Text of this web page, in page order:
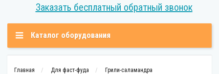
Заказать бесплатный обратный звонок
Каталог оборудования
Главная Для фаст-фуда Грили-саламандра